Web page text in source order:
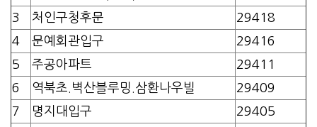
3
처인구청후문
29418
4
문예회관입구
29416
5
주공아파트
29411
6
역북초.벽산블루밍.삼환나우빌
29409
7
명지대입구
29405